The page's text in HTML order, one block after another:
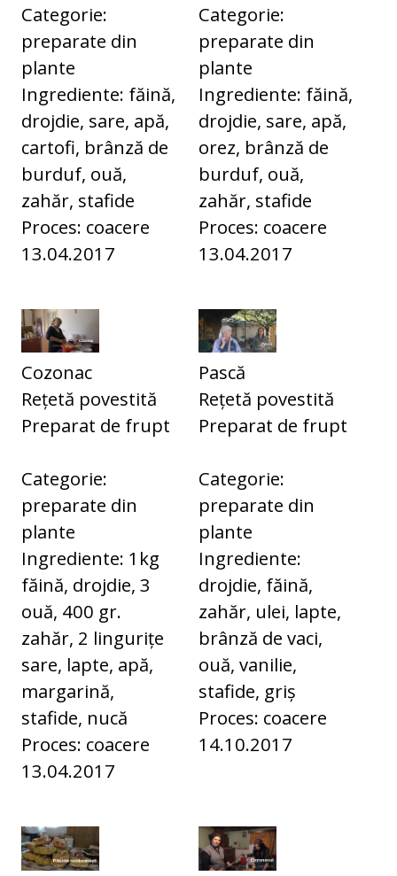
Categorie:
preparate din
plante
Ingrediente: făină,
drojdie, sare, apă,
cartofi, brânză de
burduf, ouă,
zahăr, stafide
Proces: coacere
13.04.2017
Categorie:
preparate din
plante
Ingrediente: făină,
drojdie, sare, apă,
orez, brânză de
burduf, ouă,
zahăr, stafide
Proces: coacere
13.04.2017
Cozonac
Rețetă povestită
Preparat de frupt
Categorie:
preparate din
plante
Ingrediente: 1kg
făină, drojdie, 3
ouă, 400 gr.
zahăr, 2 lingurițe
sare, lapte, apă,
margarină,
stafide, nucă
Proces: coacere
13.04.2017
Pască
Rețetă povestită
Preparat de frupt
Categorie:
preparate din
plante
Ingrediente:
drojdie, făină,
zahăr, ulei, lapte,
brânză de vaci,
ouă, vanilie,
stafide, griș
Proces: coacere
14.10.2017